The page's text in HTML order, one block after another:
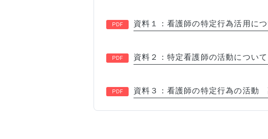
資料１：看護師の特定行為活用につ
資料２：特定看護師の活動につい
資料３：看護師の特定行為の活動